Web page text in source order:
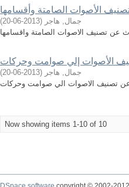
الأصوات الصامتة وأقسامها
جمال, هاجر (
2013-06-20
)
عن تصنيف الاصوات الصامتة واقسامها
الأصوات إلي صوامت وحركات
جمال, هاجر (
2013-06-20
)
تصنيف الاصوات الي صوامت وحركات
Now showing items 1-10 of 10